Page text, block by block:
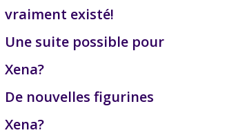
vraiment existé!
Une suite possible pour
Xena?
De nouvelles figurines
Xena?